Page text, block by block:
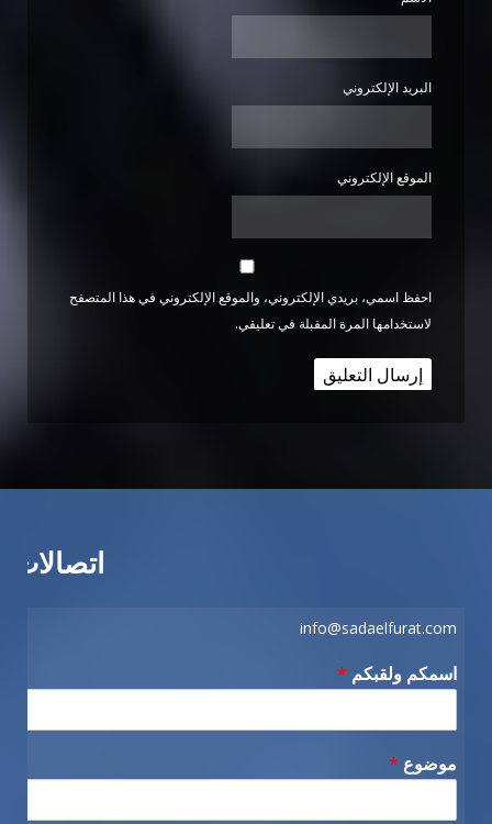
البريد الإلكتروني
الموقع الإلكتروني
احفظ اسمي، بريدي الإلكتروني، والموقع الإلكتروني في هذا المتصفح
لاستخدامها المرة المقبلة في تعليقي.
اتصالات
info@sadaelfurat.com
اسمكم ولقبكم *
موضوع *